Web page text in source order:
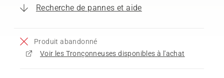
Recherche de pannes et aide
Produit abandonné
Voir les Tronçonneuses disponibles à l'achat